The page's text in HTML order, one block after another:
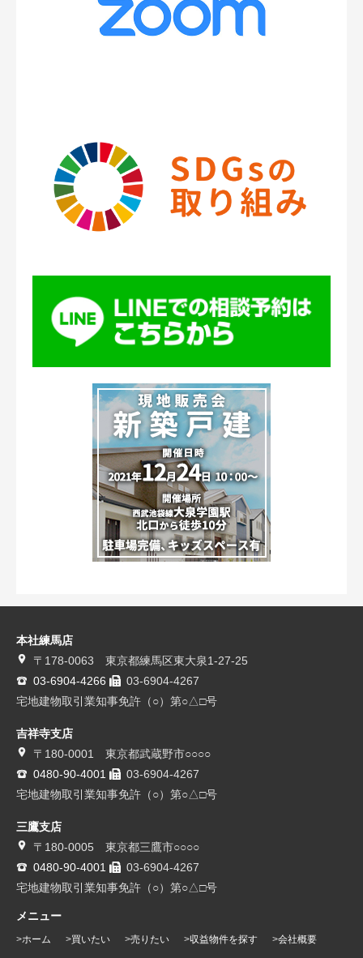
本社練馬店
〒178-0063 東京都練馬区東大泉1-27-25
03-6904-4266
03-6904-4267
宅地建物取引業知事免許（○）第○△□号
吉祥寺支店
〒180-0001 東京都武蔵野市○○○○
0480-90-4001
03-6904-4267
宅地建物取引業知事免許（○）第○△□号
三鷹支店
〒180-0005 東京都三鷹市○○○○
0480-90-4001
03-6904-4267
宅地建物取引業知事免許（○）第○△□号
メニュー
ホーム 買いたい 売りたい 収益物件を探す 会社概要